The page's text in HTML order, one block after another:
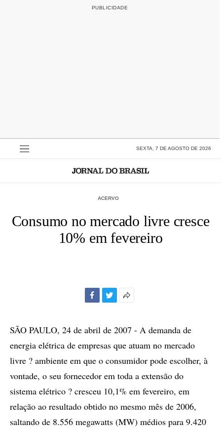
SEXTA, 7 DE AGOSTO DE 2026
ACERVO
Consumo no mercado livre cresce
10% em fevereiro
compartilhamento
SÃO PAULO, 24 de abril de 2007 - A demanda de
energia elétrica de empresas que atuam no mercado
livre ? ambiente em que o consumidor pode escolher, à
vontade, o seu fornecedor em toda a extensão do
sistema elétrico ? cresceu 10,1% em fevereiro, em
relação ao resultado obtido no mesmo mês de 2006,
saltando de 8.556 megawatts (MW) médios para 9.420